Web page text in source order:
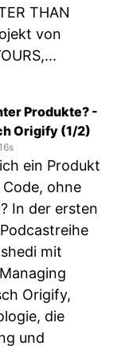
THAN
von
Produkte? -
Origify (1/2)
ein Produkt
ohne
In der ersten
mit
Origify,
die
und